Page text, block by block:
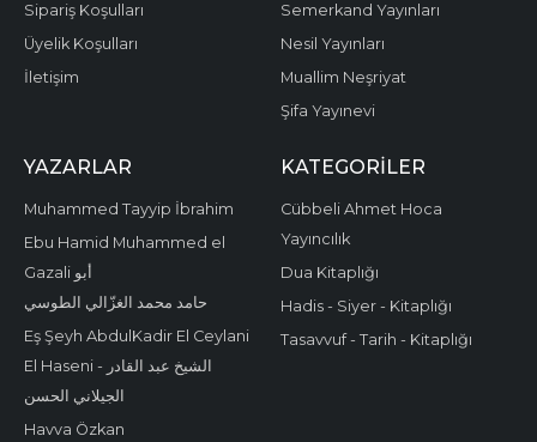
Sipariş Koşulları
Üyelik Koşulları
İletişim
Semerkand Yayınları
Nesil Yayınları
Muallim Neşriyat
Şifa Yayınevi
YAZARLAR
Muhammed Tayyip İbrahim
Ebu Hamid Muhammed el
Gazali أبو
حامد محمد الغزّالي الطوسي
Eş Şeyh AbdulKadir El Ceylani
El Haseni - الشيخ عبد القادر
الجيلاني الحسن
Havva Özkan
KATEGORILER
Cübbeli Ahmet Hoca
Yayıncılık
Dua Kitaplığı
Hadis - Siyer - Kitaplığı
Tasavvuf - Tarih - Kitaplığı